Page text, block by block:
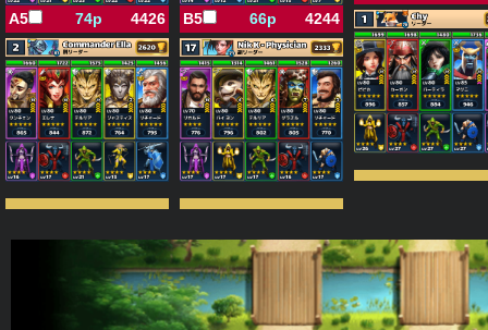
A5 74p 4426 B5 66p 4244